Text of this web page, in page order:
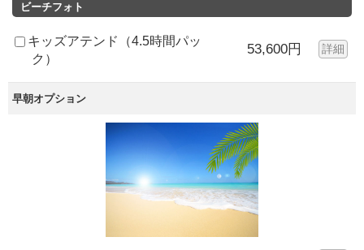
ビーチフォト
キッズアテンド（4.5時間パッ
ク）
53,600円 詳細
早朝オプション